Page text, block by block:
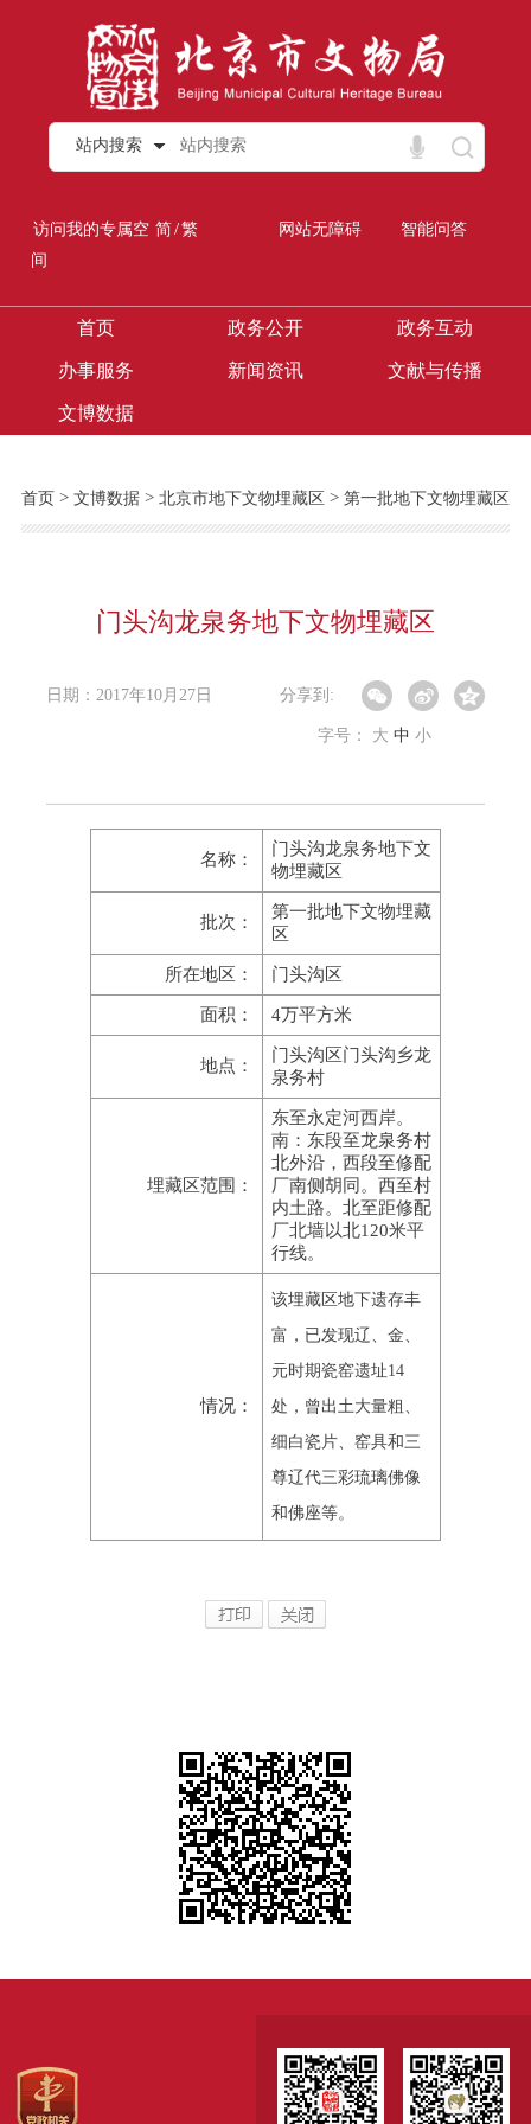
站内搜索
访问我的专属空
间
简/繁 网站无障碍 智能问答
首页 政务公开 政务互动
办事服务 新闻资讯 文献与传播
文博数据
首页> 文博数据> 北京市地下文物埋藏区> 第一批地下文物埋藏区
门头沟龙泉务地下文物埋藏区
日期：2017年10月27日 分享到:
字号： 大 中 小
名称：
门头沟龙泉务地下文
物埋藏区
批次：
第一批地下文物埋藏
区
所在地区： 门头沟区
面积： 4万平方米
地点：
门头沟区门头沟乡龙
泉务村
埋藏区范围：
东至永定河西岸。
南：东段至龙泉务村
北外沿，西段至修配
厂南侧胡同。西至村
内土路。北至距修配
厂北墙以北120米平
行线。
情况：
该埋藏区地下遗存丰
富，已发现辽、金、
元时期瓷窑遗址14
处，曾出土大量粗、
细白瓷片、窑具和三
尊辽代三彩琉璃佛像
和佛座等。